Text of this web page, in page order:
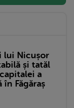
lui Nicușor
și tatăl
a
Făgăraș